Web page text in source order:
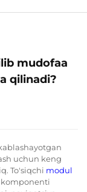
mudofaa
qilinadi?
uchun keng
To'siqchi modul